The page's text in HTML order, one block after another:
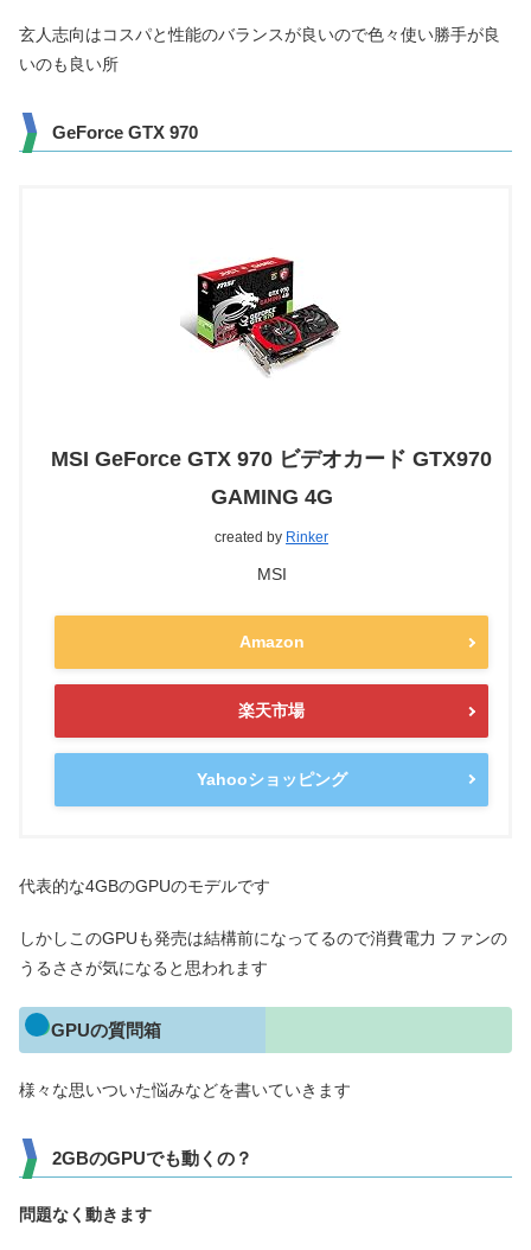
玄人志向はコスパと性能のバランスが良いので色々使い勝手が良
いのも良い所
GeForce GTX 970
MSI GeForce GTX 970 ビデオカード GTX970
GAMING 4G
created by Rinker
MSI
Amazon
楽天市場
Yahooショッピング
代表的な4GBのGPUのモデルです
しかしこのGPUも発売は結構前になってるので消費電力 ファンの
うるささが気になると思われます
GPUの質問箱
様々な思いついた悩みなどを書いていきます
2GBのGPUでも動くの？
問題なく動きます